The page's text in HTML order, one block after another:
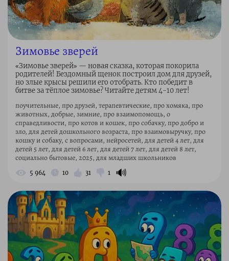
Зимовье зверей
«Зимовье зверей» — новая сказка, которая покорила
родителей! Бездомный щенок построил дом для друзей,
но злые крысы решили его отобрать. Кто победит в
битве за тёплое зимовье? Читайте детям 4-10 лет!
поучительные, про друзей, терапевтические, про хомяка, про
животных, добрые, зимние, про взаимопомощь, о
справедливости, про котов и кошек, про собачку, про добро и
зло, для детей дошкольного возраста, про взаимовыручку, про
кошку и собаку, с вопросами, нейросетей, для детей 4 лет, для
детей 5 лет, для детей 6 лет, для детей 7 лет, для детей 8 лет,
социально бытовые, 2025, для младших школьников
5 964 10 31 1 🔊